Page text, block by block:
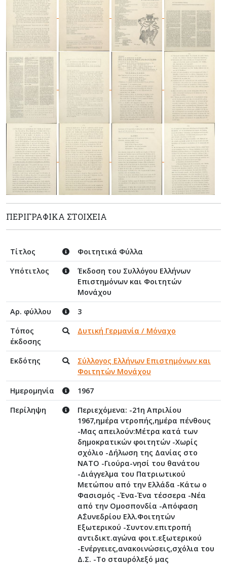
ΠΕΡΙΓΡΑΦΙΚΆ ΣΤΟΙΧΕΊΑ
Τίτλος
Φοιτητικά Φύλλα
Υπότιτλος
Έκδοση του Συλλόγου Ελλήνων
Επιστημόνων και Φοιτητών
Μονάχου
Αρ. φύλλου
3
Τόπος
έκδοσης
Δυτική Γερμανία / Μόναχο
Εκδότης
Σύλλογος Ελλήνων Επιστημόνων και
Φοιτητών Μονάχου
Ημερομηνία
1967
Περίληψη
Περιεχόμενα: -21η Απριλίου
1967,ημέρα ντροπής,ημέρα πένθους
-Μας απειλούν:Μέτρα κατά των
δημοκρατικών φοιτητών -Χωρίς
σχόλιο -Δήλωση της Δανίας στο
ΝΑΤΟ -Γιούρα-νησί του θανάτου
-Διάγγελμα του Πατριωτικού
Μετώπου από την Ελλάδα -Κάτω ο
Φασισμός -Ένα-Ένα τέσσερα -Νέα
από την Ομοσπονδία -Απόφαση
Α΄Συνεδρίου Ελλ.Φοιτητών
Εξωτερικού -Συντον.επιτροπή
αντιδικτ.αγώνα φοιτ.εξωτερικού
-Ενέργειες,ανακοινώσεις,σχόλια του
Δ.Σ. -Το σταυρόλεξό μας